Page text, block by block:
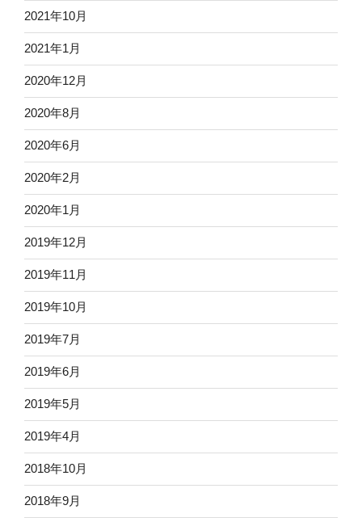
2021年10月
2021年1月
2020年12月
2020年8月
2020年6月
2020年2月
2020年1月
2019年12月
2019年11月
2019年10月
2019年7月
2019年6月
2019年5月
2019年4月
2018年10月
2018年9月